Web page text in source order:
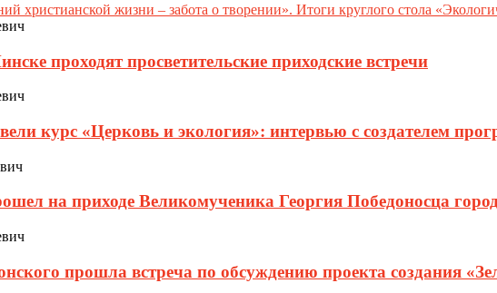
христианской жизни – забота о творении». Итоги круглого стола
проходят просветительские приходские встречи
курс «Церковь и экология»: интервью с создателем
на приходе Великомученика Георгия Победоносца
прошла встреча по обсуждению проекта создания